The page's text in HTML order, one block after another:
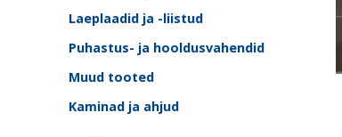
Laeplaadid ja -liistud
Puhastus- ja hooldusvahendid
Muud tooted
Kaminad ja ahjud